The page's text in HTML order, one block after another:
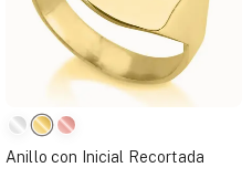
Anillo con Inicial Recortada